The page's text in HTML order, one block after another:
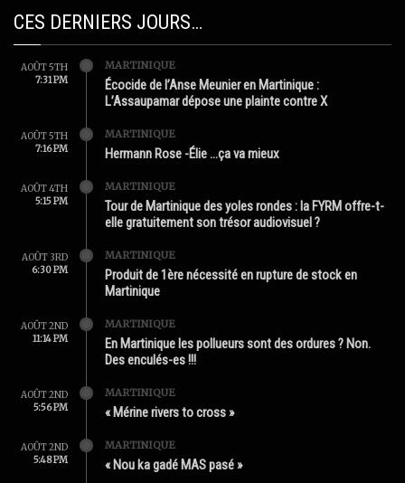
CES DERNIERS JOURS…
AOÛT 5TH
7:31 PM
MARTINIQUE
Écocide de l’Anse Meunier en Martinique :
L’Assaupamar dépose une plainte contre X
AOÛT 5TH
7:16 PM
MARTINIQUE
Hermann Rose -Élie …ça va mieux
AOÛT 4TH
5:15 PM
MARTINIQUE
Tour de Martinique des yoles rondes : la FYRM offre-t-
elle gratuitement son trésor audiovisuel ?
AOÛT 3RD
6:30 PM
MARTINIQUE
Produit de 1ère nécessité en rupture de stock en
Martinique
AOÛT 2ND
11:14 PM
MARTINIQUE
En Martinique les pollueurs sont des ordures ? Non.
Des enculés-es !!!
AOÛT 2ND
5:56 PM
MARTINIQUE
« Mérine rivers to cross »
AOÛT 2ND
5:48 PM
MARTINIQUE
« Nou ka gadé MAS pasé »